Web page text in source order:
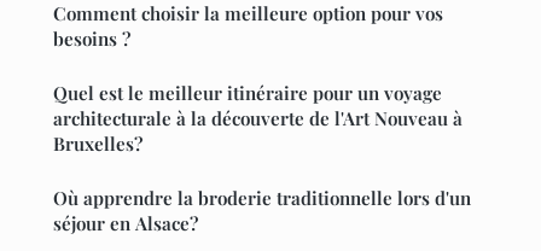
Comment choisir la meilleure option pour vos
besoins ?
Quel est le meilleur itinéraire pour un voyage
architecturale à la découverte de l'Art Nouveau à
Bruxelles?
Où apprendre la broderie traditionnelle lors d'un
séjour en Alsace?